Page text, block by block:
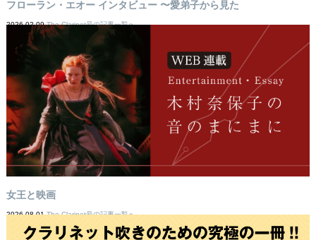
フローラン・エオー インタビュー 〜愛弟子から見た
2026-02-09The Clarinet号の記事一覧へ
女王と映画
2026-08-01The Clarinet号の記事一覧へ